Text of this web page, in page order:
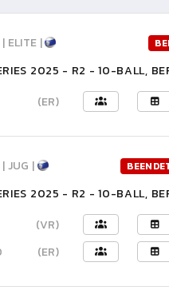
| ELITE |
2025 - R2 - 10-BALL,
(ER)
JUG |
2025 - R2 - 10-BALL,
(VR)
(ER)